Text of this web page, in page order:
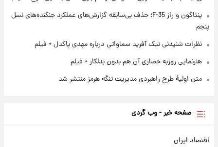
سود مشارکت چند درصد است؟
پنتاگون و راز F-35؛ حذف بی‌سابقه گزارش‌های عملکرد جنگنده‌های نسل
پنجم
نظرات شنیدنی نیک آفرید سماواتی درباره مهدی پاکدل + فیلم
هنرنمایی روزبه حصاری آن هم بدون بدلکار + فیلم
متن اولیۀ طرح راهبردی مدیریت تنگه هرمز منتشر شد
صفحه خبر - وب گردی
اقتصاد ایران